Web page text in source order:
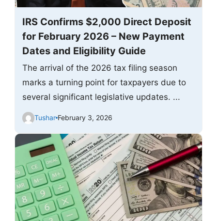
IRS Confirms $2,000 Direct Deposit
for February 2026 – New Payment
Dates and Eligibility Guide
The arrival of the 2026 tax filing season
marks a turning point for taxpayers due to
several significant legislative updates. ...
Tushar February 3, 2026